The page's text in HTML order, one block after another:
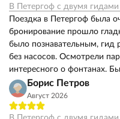
В Петергоф с двумя
Поездка в Петергоф была
бронирование прошло
было познавательным, гид
без насосов. Осмотрели
интересного о фонтанах.
Борис Петров
Август 2026